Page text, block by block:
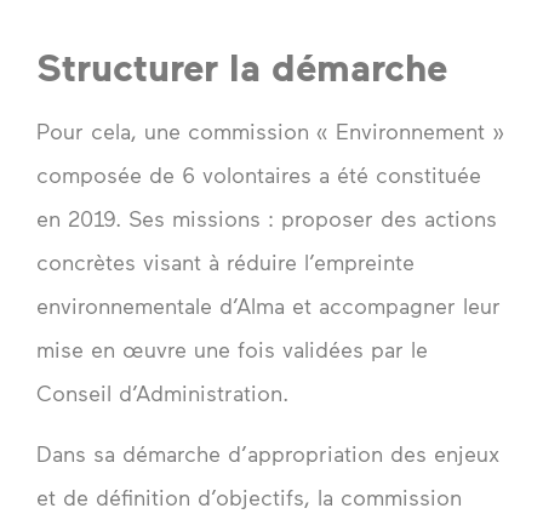
Structurer la démarche
Pour cela, une commission « Environnement »
composée de 6 volontaires a été constituée
en 2019. Ses missions : proposer des actions
concrètes visant à réduire l’empreinte
environnementale d’Alma et accompagner leur
mise en œuvre une fois validées par le
Conseil d’Administration.
Dans sa démarche d’appropriation des enjeux
et de définition d’objectifs, la commission